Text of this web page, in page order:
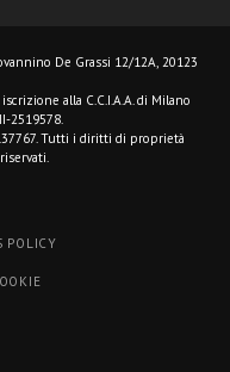
De Grassi 12/12A, 20123
iscrizione alla C.C.I.A.A. di Milano
2519578.
Tutti i diritti di proprietà
POLICY